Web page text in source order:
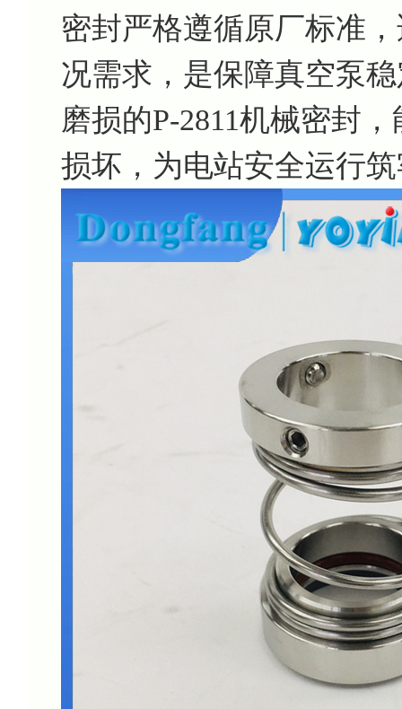
密封严格遵循原厂标准
况需求，是保障真空泵
磨损的P-2811机械密封
损坏，为电站安全运行